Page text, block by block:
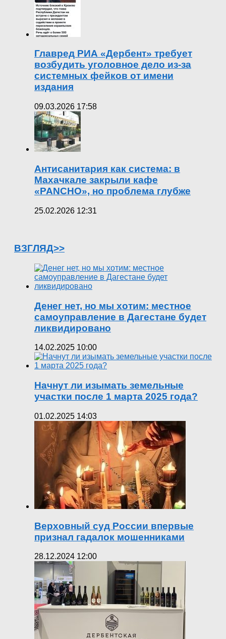
Главред РИА «Дербент» требует
возбудить уголовное дело из-за
системных фейков от имени
издания
09.03.2026 17:58
Антисанитария как система: в
Махачкале закрыли кафе
«PANCHO», но проблема глубже
25.02.2026 12:31
ВЗГЛЯД>>
Денег нет, но мы хотим: местное
самоуправление в Дагестане будет
ликвидировано
14.02.2025 10:00
Начнут ли изымать земельные
участки после 1 марта 2025 года?
01.02.2025 14:03
Верховный суд России впервые
признал гадалок мошенниками
28.12.2024 12:00